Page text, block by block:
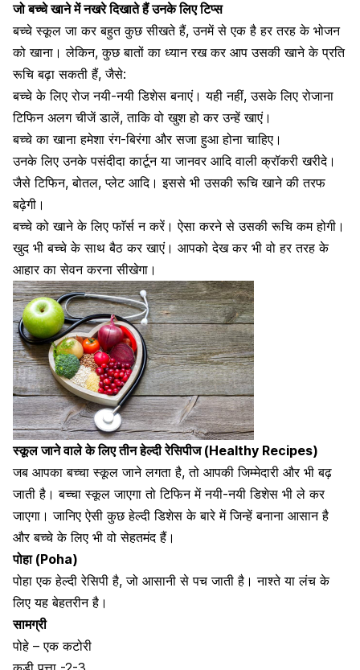
जो बच्चे खाने में नखरे दिखाते हैं उनके लिए टिप्स
बच्चे स्कूल जा कर बहुत कुछ सीखते हैं, उनमें से एक है हर तरह के भोजन
को खाना। लेकिन, कुछ बातों का ध्यान रख कर आप उसकी खाने के प्रति
रूचि बढ़ा सकती हैं, जैसे:
बच्चे के लिए रोज नयी-नयी डिशेस बनाएं। यही नहीं, उसके लिए रोजाना
टिफिन अलग चीजें डालें, ताकि वो खुश हो कर उन्हें खाएं।
बच्चे का खाना हमेशा रंग-बिरंगा और सजा हुआ होना चाहिए।
उनके लिए उनके पसंदीदा कार्टून या जानवर आदि वाली क्रॉकरी खरीदे।
जैसे टिफिन, बोतल, प्लेट आदि। इससे भी उसकीरूचि खाने की तरफ
बढ़ेगी।
बच्चे को खाने के लिए फाॅर्स न करें। ऐसा करने से उसकी रूचि कम होगी।
खुद भी बच्चे के साथ बैठ कर खाएं। आपको देख कर भी वो हर तरह के
आहार का सेवन करना सीखेगा।
स्कूल जाने वाले के लिए तीन हेल्दी रेसिपीज (Healthy Recipes)
जब आपका बच्चा स्कूल जाने लगता है, तो आपकी जिम्मेदारी और भी बढ़
जाती है। बच्चा स्कूल जाएगा तो टिफिन में नयी-नयी डिशेस भी ले कर
जाएगा। जानिए ऐसी कुछ हेल्दी डिशेस के बारे में जिन्हें बनाना आसान है
और बच्चे के लिए भी वो सेहतमंद हैं।
पोहा (Poha)
पोहा एक हेल्दी रेसिपी है, जो आसानी से पच जाती है । नाश्ते या लंच के
लिए यह बेहतरीन है।
सामग्री
पोहे – एक कटोरी